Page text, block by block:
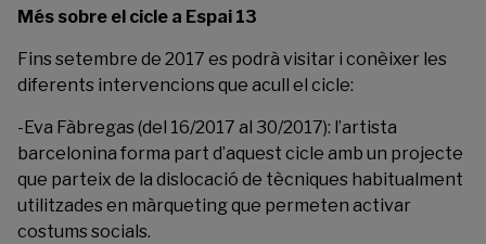
Més sobre el cicle a Espai 13
Fins setembre de 2017 es podrà visitar i conèixer les
diferents intervencions que acull el cicle:
-Eva Fàbregas (del 16/2017 al 30/2017): l’artista
barcelonina forma part d’aquest cicle amb un projecte
que parteix de la dislocació de tècniques habitualment
utilitzades en màrqueting que permeten activar
costums socials.